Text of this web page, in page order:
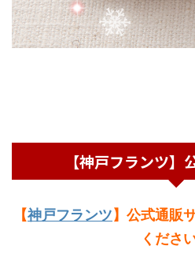
【神戸フランツ】
【神戸フランツ】公式通販
くださ